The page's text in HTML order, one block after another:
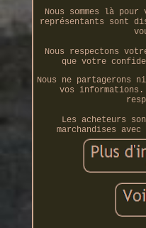
Nous sommes là
représentants sont
Nous respectons
que votre
Nous ne partagerons
vos
Les acheteurs
marchandises